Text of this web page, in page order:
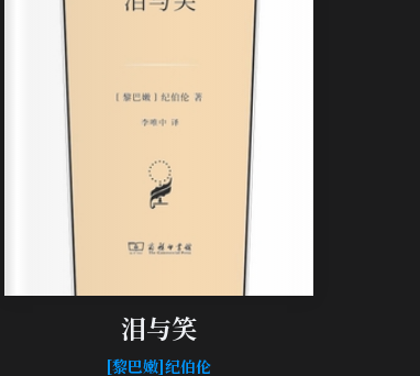
泪与笑
[黎巴嫩]纪伯伦